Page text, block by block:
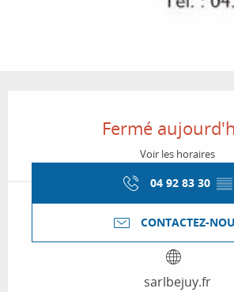
Fermé
Voir les horaires
04 92 83 30 ▒▒
CONTACTEZ-
sarlbejuy.fr